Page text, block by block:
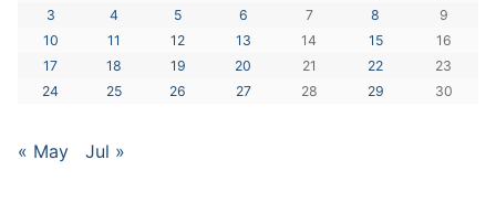
3
4 5 6 7 8
9
10
11 12 13 14 15
16
17
18 19 20 21 22
23
24
25 26 27 28 29 30
« May Jul »